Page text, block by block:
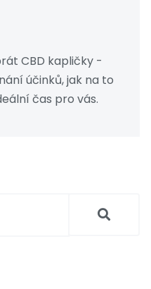
CBD kapličky -
účinků, jak na to
čas pro vás.